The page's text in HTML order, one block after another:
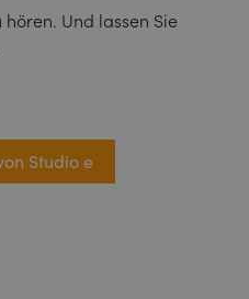
Und lassen Sie
Studio e